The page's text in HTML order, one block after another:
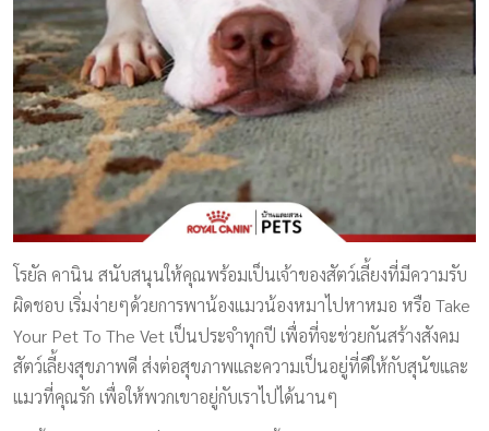
โรยัล คานิน สนับสนุนให้คุณพร้อมเป็นเจ้าของสัตว์เลี้ยงที่มีความรับ
ผิดชอบ เริ่มง่ายๆด้วยการพาน้องแมวน้องหมาไปหาหมอ หรือ Take
Your Pet To The Vet เป็นประจำทุกปี เพื่อที่จะช่วยกันสร้างสังคม
สัตว์เลี้ยงสุขภาพดี ส่งต่อสุขภาพและความเป็นอยู่ที่ดีให้กับสุนัขและ
แมวที่คุณรัก เพื่อให้พวกเขาอยู่กับเราไปได้นานๆ